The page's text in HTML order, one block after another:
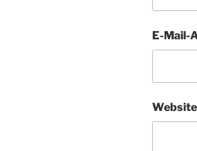
E-Mail-
Website